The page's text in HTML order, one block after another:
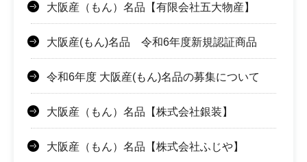
大阪産（もん）名品【有限会社五大物産】
大阪産(もん)名品 令和6年度新規認証商品
令和6年度 大阪産(もん)名品の募集について
大阪産（もん）名品【株式会社銀装】
大阪産（もん）名品【株式会社ふじや】